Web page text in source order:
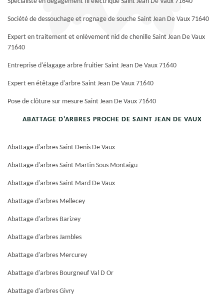
Société de dessouchage et rognage de souche Saint Jean De Vaux 71640
Expert en traitement et enlèvement nid de chenille Saint Jean De Vaux
71640
Entreprise d'élagage arbre fruitier Saint Jean De Vaux 71640
Expert en étêtage d'arbre Saint Jean De Vaux 71640
Pose de clôture sur mesure Saint Jean De Vaux 71640
ABATTAGE D'ARBRES PROCHE DE SAINT JEAN DE VAUX
Abattage d'arbres Saint Denis De Vaux
Abattage d'arbres Saint Martin Sous Montaigu
Abattage d'arbres Saint Mard De Vaux
Abattage d'arbres Mellecey
Abattage d'arbres Barizey
Abattage d'arbres Jambles
Abattage d'arbres Mercurey
Abattage d'arbres Bourgneuf Val D Or
Abattage d'arbres Givry